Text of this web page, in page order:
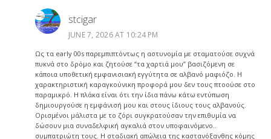
stcigar
JUNE 7, 2026 AT 10:24 PM
Ως τα early 00s παρεμπιπτόντως η αστυνομία με σταματούσε συχνά
πυκνά στο δρόμο και ζητούσε “τα χαρτιά μου” βασιζόμενη σε
κάποια υποθετική εμφανισιακή εγγύτητα σε αλβανό μαφιόζο. Η
χαρακτηριστική καραγκούνικη προφορά μου δεν τους πτοούσε στο
παραμικρό. Η πλάκα είναι ότι την ίδια πάνω κάτω εντύπωση
δημιουργούσε η εμφάνισή μου και στους ίδιους τους αλβανούς.
Ορισμένοι μάλιστα με το ζόρι συγκρατούσαν την επιθυμία να
δώσουν μια συναδελφική αγκαλιά στον υποφαινόμενο..
συμπατριώτη τους. Η σταδιακή απώλεια της καστανόξανθης κόμης